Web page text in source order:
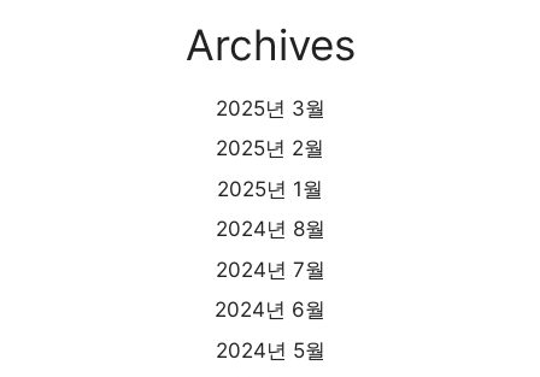
Archives
2025년 3월
2025년 2월
2025년 1월
2024년 8월
2024년 7월
2024년 6월
2024년 5월